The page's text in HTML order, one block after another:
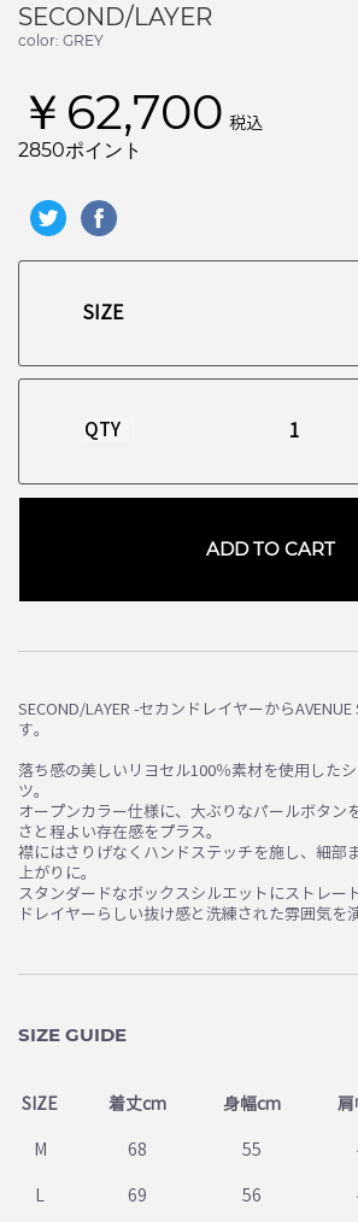
SECOND/LAYER
color: GREY
￥62,700 税込
2850ポイント
QTY
ADD TO CART
SECOND/LAYER -セカンドレイヤーからAVENUE
す。
落ち感の美しいリヨセル100％素材を使用した
ツ。
オープンカラー仕様に、大ぶりなパールボタン
さと程よい存在感をプラス。
襟にはさりげなくハンドステッチを施し、細部
上がりに。
スタンダードなボックスシルエットにストレー
ドレイヤーらしい抜け感と洗練された雰囲気を
SIZE GUIDE
SIZE 着丈cm 身幅cm
M 68 55
L 69 56
お買い物を続ける カー